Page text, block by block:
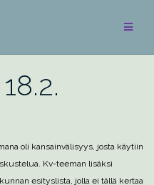
oli kansainvälisyys, josta käytiin
Kv-teeman lisäksi
esityslista, jolla ei tällä kertaa